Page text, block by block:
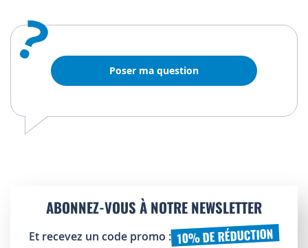
? Poser ma question
ABONNEZ-VOUS À NOTRE NEWSLETTER
Et recevez un code promo : 10% DE RÉDUCTION